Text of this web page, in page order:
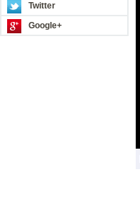
Twitter
Google+